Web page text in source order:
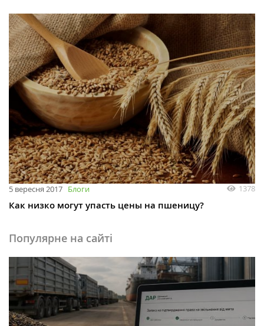
5 вересня 2017 Блоги 1378
Как низко могут упасть цены на пшеницу?
Популярне на сайті